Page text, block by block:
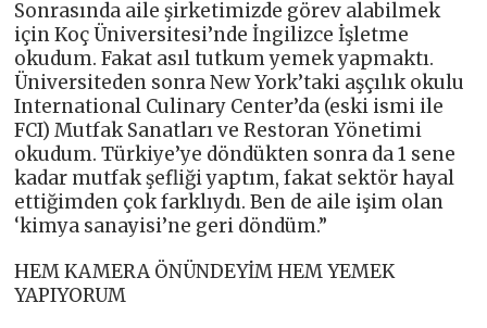
Sonrasında aile şirketimizde görev alabilmek
için Koç Üniversitesi’nde İngilizce İşletme
okudum. Fakat asıl tutkum yemek yapmaktı.
Üniversiteden sonra New York’taki aşçılık okulu
International Culinary Center’da (eski ismi ile
FCI) Mutfak Sanatları ve Restoran Yönetimi
okudum. Türkiye’ye döndükten sonra da 1 sene
kadar mutfak şefliği yaptım, fakat sektör hayal
ettiğimden çok farklıydı. Ben de aile işim olan
‘kimya sanayisi’ne geri döndüm.”
HEM KAMERA ÖNÜNDEYİM HEM YEMEK
YAPIYORUM